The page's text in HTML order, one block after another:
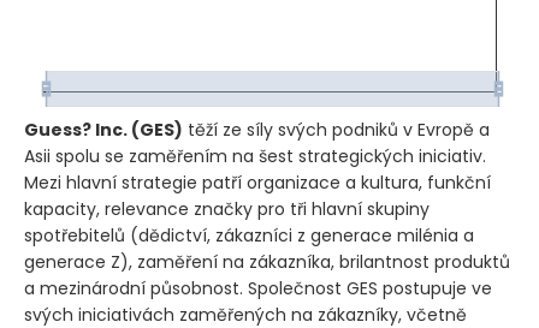
Guess? Inc. (GES) těží ze síly svých podniků v Evropě a
Asii spolu se zaměřením na šest strategických iniciativ.
Mezi hlavní strategie patří organizace a kultura, funkční
kapacity, relevance značky pro tři hlavní skupiny
spotřebitelů (dědictví, zákazníci z generace milénia a
generace Z), zaměření na zákazníka, brilantnost produktů
a mezinárodní působnost. Společnost GES postupuje ve
svých iniciativách zaměřených na zákazníky, včetně